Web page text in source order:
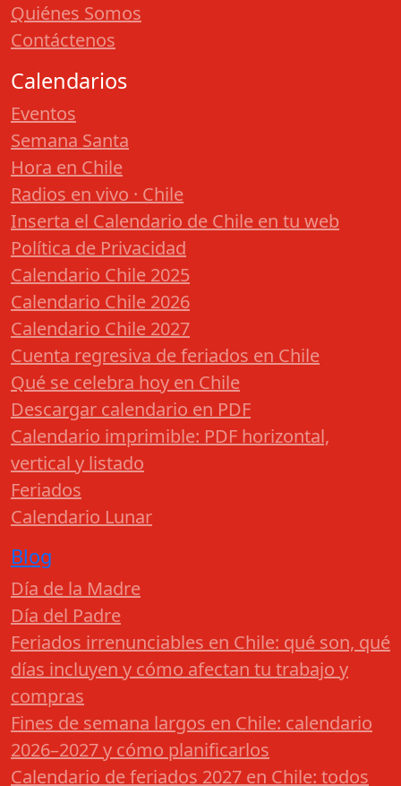
Quiénes Somos
Contáctenos
Calendarios
Eventos
Semana Santa
Hora en Chile
Radios en vivo · Chile
Inserta el Calendario de Chile en tu web
Política de Privacidad
Calendario Chile 2025
Calendario Chile 2026
Calendario Chile 2027
Cuenta regresiva de feriados en Chile
Qué se celebra hoy en Chile
Descargar calendario en PDF
Calendario imprimible: PDF horizontal,
vertical y listado
Feriados
Calendario Lunar
Blog
Día de la Madre
Día del Padre
Feriados irrenunciables en Chile: qué son, qué
días incluyen y cómo afectan tu trabajo y
compras
Fines de semana largos en Chile: calendario
2026–2027 y cómo planificarlos
Calendario de feriados 2027 en Chile: todos